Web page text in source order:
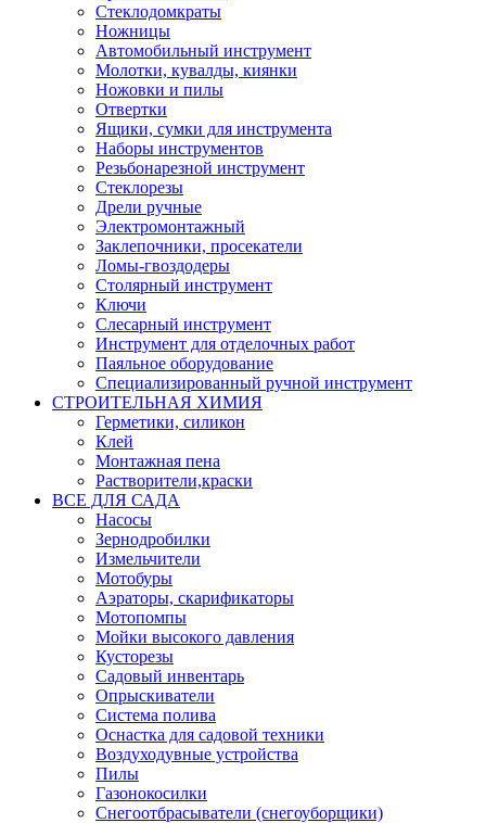
Стеклодомкраты
Ножницы
Автомобильный инструмент
Молотки, кувалды, киянки
Ножовки и пилы
Отвертки
Ящики, сумки для инструмента
Наборы инструментов
Резьбонарезной инструмент
Стеклорезы
Дрели ручные
Электромонтажный
Заклепочники, просекатели
Ломы-гвоздодеры
Столярный инструмент
Ключи
Слесарный инструмент
Инструмент для отделочных работ
Паяльное оборудование
Специализированный ручной инструмент
СТРОИТЕЛЬНАЯ ХИМИЯ
Герметики, силикон
Клей
Монтажная пена
Растворители,краски
ВСЕ ДЛЯ САДА
Насосы
Зернодробилки
Измельчители
Мотобуры
Аэраторы, скарификаторы
Мотопомпы
Мойки высокого давления
Кусторезы
Садовый инвентарь
Опрыскиватели
Система полива
Оснастка для садовой техники
Воздуходувные устройства
Пилы
Газонокосилки
Снегоотбрасыватели (снегоуборщики)